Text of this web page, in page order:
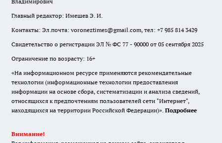
Главный редактор: Имешев Э. И.
Контакты: Эл.почта: voroneztimes@gmail.com, тел: +7 985 814 3429
Свидетельство о регистрации ЭЛ № ФС 77 - 90000 от 05 сентября 2025
Ограничение по возрасту: 16+
«На информационном ресурсе применяются рекомендательные
технологии (информационные технологии предоставления
информации на основе сбора, систематизации и анализа сведений,
относящихся к предпочтениям пользователей сети "Интернет",
находящихся на территории Российской Федерации)». Подробнее
Внимание!